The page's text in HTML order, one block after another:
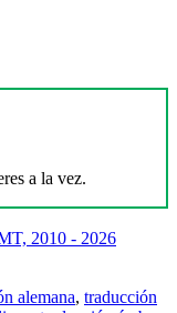
a la vez.
2010 - 2026
alemana, traducción